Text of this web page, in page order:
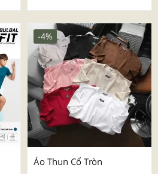
Áo Thun Cổ Tròn
-4%